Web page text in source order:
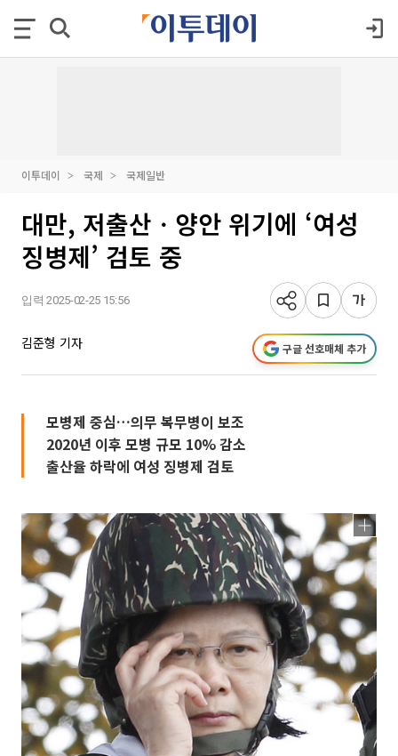
이투데이 국제 국제일반
대만, 저출산ㆍ양안 위기에 ‘여성
징병제’ 검토 중
입력 2025-02-25 15:56
김준형 기자 구글 선호매체 추가
모병제 중심…의무 복무병이 보조
2020년 이후 모병 규모 10% 감소
출산율 하락에 여성 징병제 검토